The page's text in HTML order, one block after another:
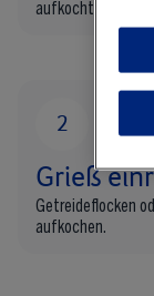
aufkocht.
Grieß
Getreideflocken
aufkochen.